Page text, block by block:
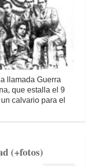
llamada Guerra
que estalla el 9
calvario para el
(+fotos)